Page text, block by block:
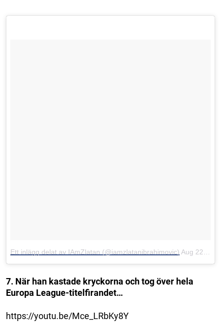
Ett inlägg delat av IAmZlatan (@iamzlatanibrahimovic) Aug 22, 2016 kl. 9:46 PDT
7. När han kastade kryckorna och tog över hela
Europa League-titelfirandet…
https://youtu.be/Mce_LRbKy8Y